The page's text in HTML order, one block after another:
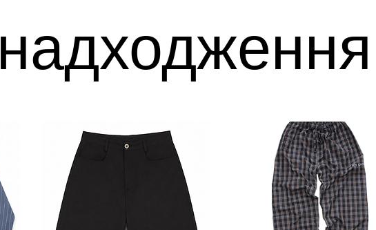
надходження